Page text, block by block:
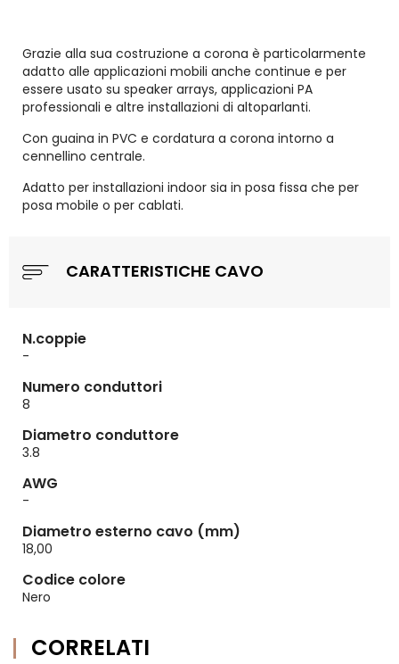
Grazie alla sua costruzione a corona è particolarmente
adatto alle applicazioni mobili anche continue e per
essere usato su speaker arrays, applicazioni PA
professionali e altre installazioni di altoparlanti.
Con guaina in PVC e cordatura a corona intorno a
cennellino centrale.
Adatto per installazioni indoor sia in posa fissa che per
posa mobile o per cablati.
CARATTERISTICHE CAVO
N.coppie
-
Numero conduttori
8
Diametro conduttore
3.8
AWG
-
Diametro esterno cavo (mm)
18,00
Codice colore
Nero
CORRELATI